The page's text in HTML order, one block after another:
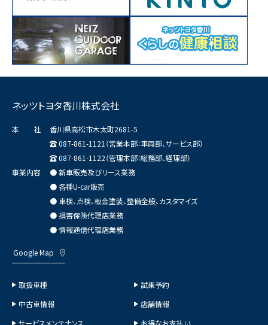
ネッツトヨタ香川株式会社
本 社
香川県高松市木太町2681-5
087-861-1121（営業本部：車両部、サービス部）
087-861-1122（管理本部：総務部、経理部）
事業内容
● 新車販売及びリース業務
● 各種U-car販売
● 車検、点検、板金塗装、整備全般、カスタマイズ
● 損害保険代理店業務
● 情報通信代理店業務
Google Map
取扱車種
試乗予約
中古車情報
店舗情報